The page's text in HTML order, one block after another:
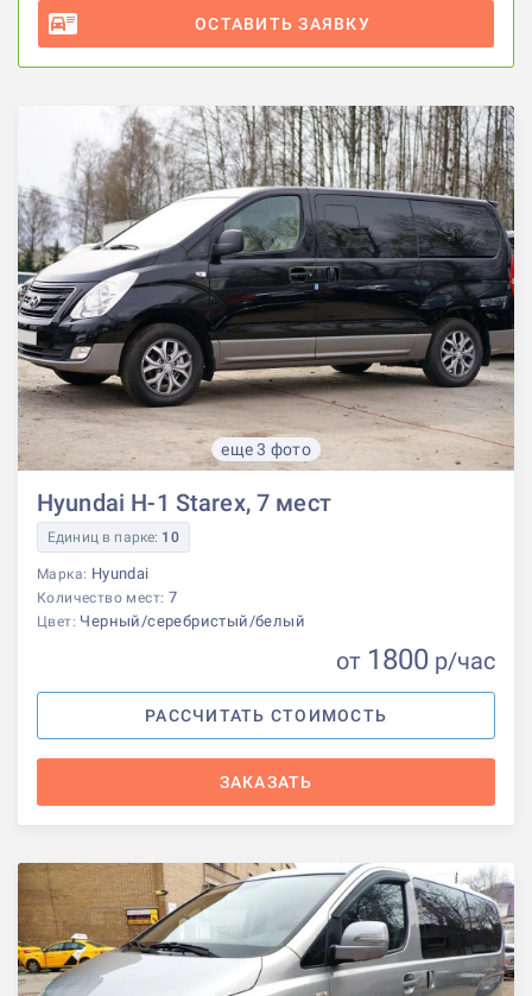
еще 3 фото
Hyundai H-1 Starex, 7 мест
Единиц в парке: 10
Марка: Hyundai
Количество мест: 7
Цвет: Черный/серебристый/белый
от 1800 р/час
РАССЧИТАТЬ СТОИМОСТЬ
ЗАКАЗАТЬ
ОСТАВИТЬ ЗАЯВКУ